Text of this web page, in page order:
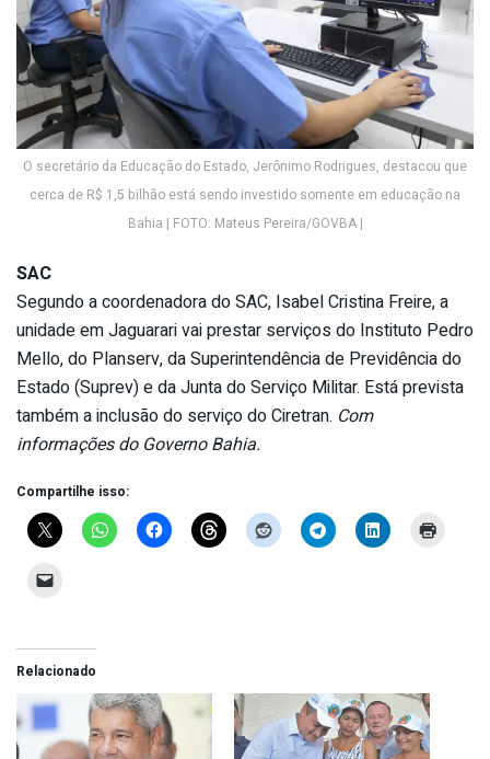
O secretário da Educação do Estado, Jerônimo Rodrigues, destacou que
cerca de R$ 1,5 bilhão está sendo investido somente em educação na
Bahia | FOTO: Mateus Pereira/GOVBA |
SAC
Segundo a coordenadora do SAC, Isabel Cristina Freire, a
unidade em Jaguarari vai prestar serviços do Instituto Pedro
Mello, do Planserv, da Superintendência de Previdência do
Estado (Suprev) e da Junta do Serviço Militar. Está prevista
também a inclusão do serviço do Ciretran. Com
informações do Governo Bahia.
Compartilhe isso:
Relacionado